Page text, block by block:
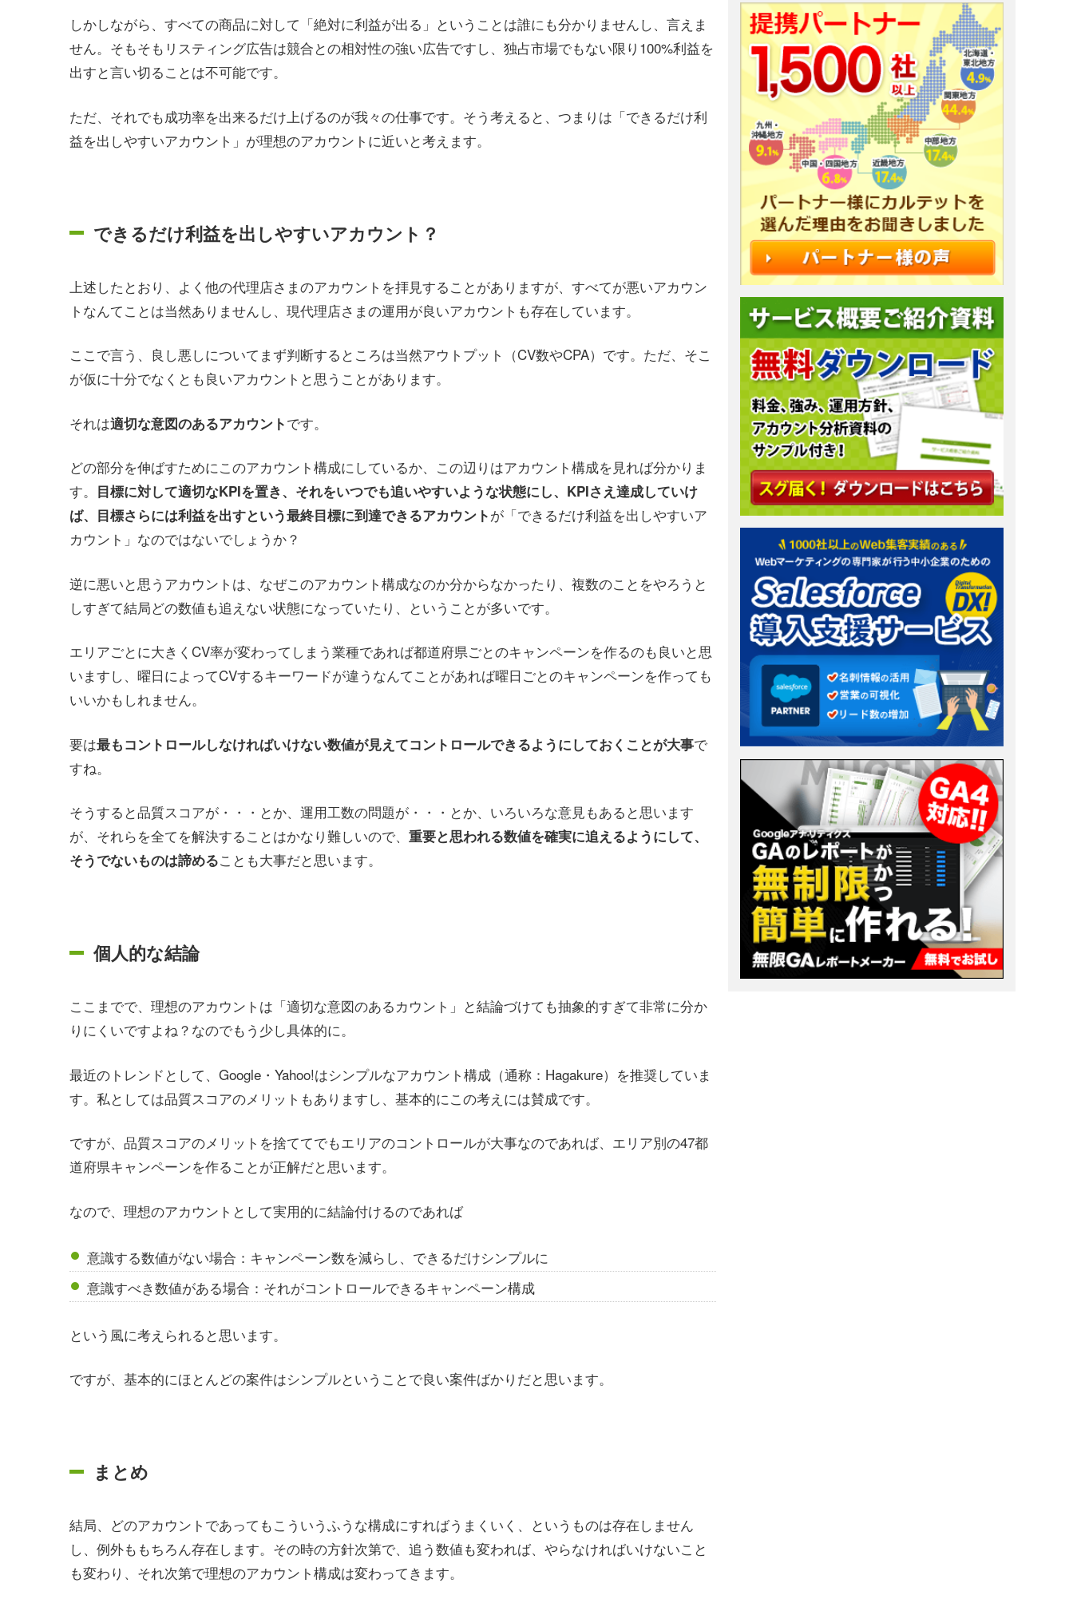
しかしながら、すべての商品に対して「絶対に利益が出る」ということは誰にも分かりませんし、言えま
せん。そもそもリスティング広告は競合との相対性の強い広告ですし、独占市場でもない限り100%利益を
出すと言い切ることは不可能です。
ただ、それでも成功率を出来るだけ上げるのが我々の仕事です。そう考えると、つまりは「できるだけ利
益を出しやすいアカウント」が理想のアカウントに近いと考えます。
できるだけ利益を出しやすいアカウント？
上述したとおり、よく他の代理店さまのアカウントを拝見することがありますが、すべてが悪いアカウン
トなんてことは当然ありませんし、現代理店さまの運用が良いアカウントも存在しています。
ここで言う、良し悪しについてまず判断するところは当然アウトプット（CV数やCPA）です。ただ、そこ
が仮に十分でなくとも良いアカウントと思うことがあります。
それは適切な意図のあるアカウントです。
どの部分を伸ばすためにこのアカウント構成にしているか、この辺りはアカウント構成を見れば分かりま
す。 目標に対して適切なKPIを置き、それをいつでも追いやすいような状態にし、KPIさえ達成していけ
ば、目標さらには利益を出すという最終目標に到達できるアカウントが「できるだけ利益を出しやすいア
カウント」なのではないでしょうか？
逆に悪いと思うアカウントは、なぜこのアカウント構成なのか分からなかったり、複数のことをやろうと
しすぎて結局どの数値も追えない状態になっていたり、ということが多いです。
エリアごとに大きくCV率が変わってしまう業種であれば都道府県ごとのキャンペーンを作るのも良いと思
いますし、曜日によってCVするキーワードが違うなんてことがあれば曜日ごとのキャンペーンを作っても
いいかもしれません。
要は最もコントロールしなければいけない数値が見えてコントロールできるようにしておくことが大事で
すね。
そうすると品質スコアが・・・とか、運用工数の問題が・・・とか、いろいろな意見もあると思います
が、それらを全てを解決することはかなり難しいので、 重要と思われる数値を確実に追えるようにして、
そうでないものは諦めることも大事だと思います。
個人的な結論
ここまでで、理想のアカウントは「適切な意図のあるカウント」と結論づけても抽象的すぎて非常に分か
りにくいですよね？なのでもう少し具体的に。
最近のトレンドとして、Google・Yahoo!はシンプルなアカウント構成（通称：Hagakure）を推奨していま
す。私としては品質スコアのメリットもありますし、基本的にこの考えには賛成です。
ですが、品質スコアのメリットを捨ててでもエリアのコントロールが大事なのであれば、エリア別の47都
道府県キャンペーンを作ることが正解だと思います。
なので、理想のアカウントとして実用的に結論付けるのであれば
意識する数値がない場合：キャンペーン数を減らし、できるだけシンプルに
意識すべき数値がある場合：それがコントロールできるキャンペーン構成
という風に考えられると思います。
ですが、基本的にほとんどの案件はシンプルということで良い案件ばかりだと思います。
まとめ
結局、どのアカウントであってもこういうふうな構成にすればうまくいく、というものは存在しません
し、例外ももちろん存在します。その時の方針次第で、追う数値も変われば、やらなければいけないこと
も変わり、それ次第で理想のアカウント構成は変わってきます。